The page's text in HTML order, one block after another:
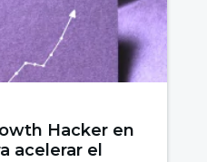
Hacker en
acelerar el